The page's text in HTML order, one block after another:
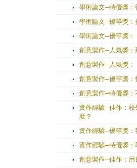
學術論文─特優獎：
學術論文─優等獎：
學術論文─優等獎：
創意製作─人氣獎：
創意製作─人氣獎：
創意製作─優等獎：
創意製作─特優獎
實作經驗─佳作：校
麼？
實作經驗─優等獎：
實作經驗─特優獎：
創意製作─佳作：用